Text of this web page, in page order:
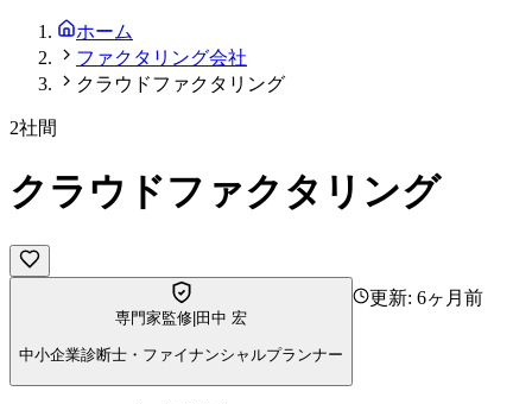
ホーム
ファクタリング会社
クラウドファクタリング
2社間
クラウドファクタリング
専門家監修 田中 宏
中小企業診断士・ファイナンシャルプランナー
更新: 6ヶ月前